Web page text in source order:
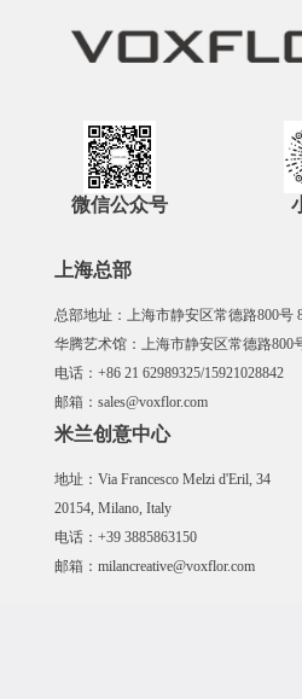
微信公众号
上海总部
总部地址：上海市静安区常德路800号
华腾艺术馆：上海市静安区常德路800
电话：+86 21 62989325/15921028842
邮箱：sales@voxflor.com
米兰创意中心
地址：Via Francesco Melzi d'Eril, 34
20154, Milano, Italy
电话：+39 3885863150
邮箱：milancreative@voxflor.com